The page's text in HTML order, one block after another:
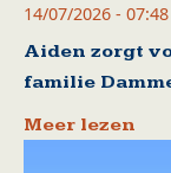
14/07/2026 - 07:48
Aiden zorgt
familie
Meer lezen